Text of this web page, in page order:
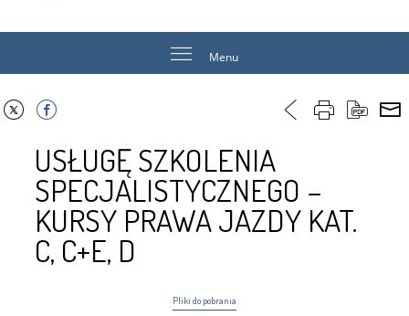
Menu
USŁUGĘ SZKOLENIA
SPECJALISTYCZNEGO –
KURSY PRAWA JAZDY KAT.
C, C+E, D
Pliki do pobrania